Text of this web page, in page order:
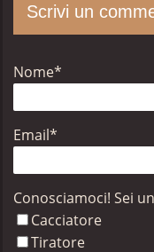
Scrivi un
Nome*
Email*
Conosciamoci! Sei
Cacciatore
Tiratore